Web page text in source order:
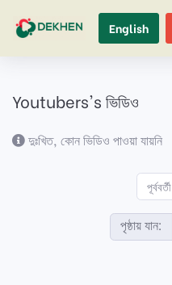
English
Youtubers's ভিডিও
দুঃখিত, কোন ভিডিও পাওয়া যায়নি
পৃষ্ঠায় যান:
পূর্ববর্তী